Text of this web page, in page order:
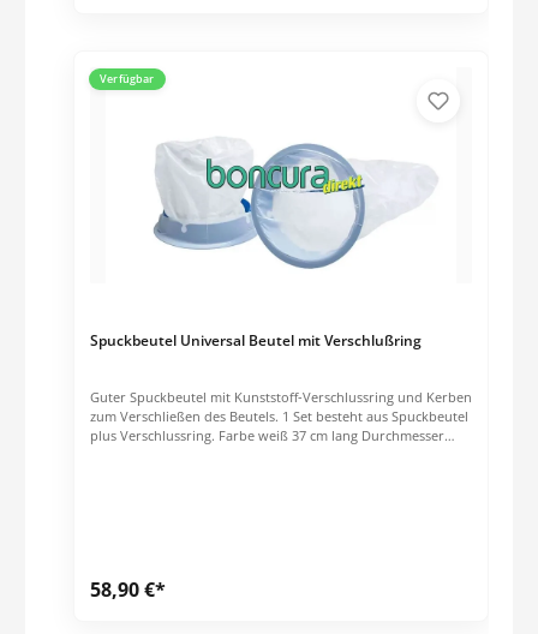
Verfügbar
Spuckbeutel Universal Beutel mit Verschlußring
Guter Spuckbeutel mit Kunststoff-Verschlussring und Kerben
zum Verschließen des Beutels. 1 Set besteht aus Spuckbeutel
plus Verschlussring. Farbe weiß 37 cm lang Durchmesser
58,90 €*